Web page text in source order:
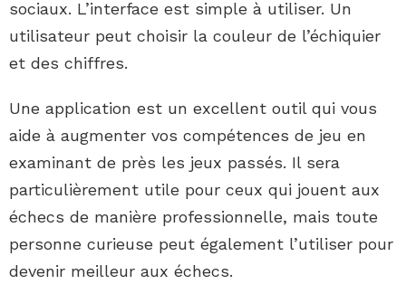
sociaux. L’interface est simple à utiliser. Un
utilisateur peut choisir la couleur de l’échiquier
et des chiffres.
Une application est un excellent outil qui vous
aide à augmenter vos compétences de jeu en
examinant de près les jeux passés. Il sera
particulièrement utile pour ceux qui jouent aux
échecs de manière professionnelle, mais toute
personne curieuse peut également l’utiliser pour
devenir meilleur aux échecs.